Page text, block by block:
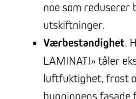
noe som reduserer
utskiftninger.
Værbestandighet .
LAMINATI» tåler
luftfuktighet, frost
bygningens fasade